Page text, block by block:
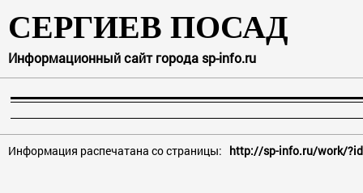
СЕРГИЕВ ПОСАД
Информационный сайт города sp-info.ru
Информация распечатана со страницы: http://sp-info.ru/work/